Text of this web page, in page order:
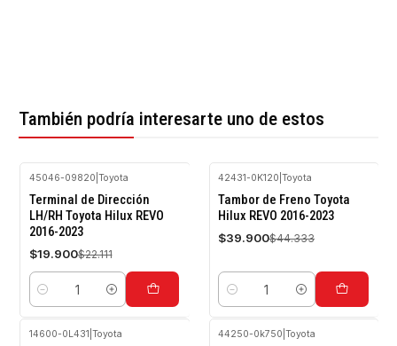
También podría interesarte uno de estos
-10%
OFF
45046-09820 Toyota
Terminal de Dirección
LH/RH Toyota Hilux REVO
2016-2023
$19.900$22.111
Cantidad
-10%
OFF
42431-0K120 Toyota
Tambor de Freno Toyota
Hilux REVO 2016-2023
$39.900$44.333
Cantidad
14600-0L431 Toyota 44250-0k750 Toyota